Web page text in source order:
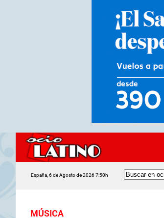
España, 6 de Agosto de 2026 7:50h
MÚSICA